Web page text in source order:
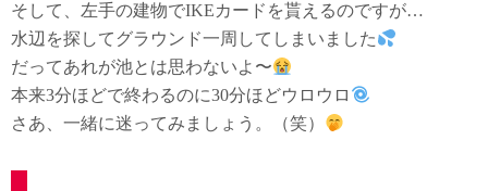
そして、左手の建物でIKEカードを貰えるのですが…
水辺を探してグラウンド一周してしまいました
だってあれが池とは思わないよ〜
本来3分ほどで終わるのに30分ほどウロウロ
さあ、一緒に迷ってみましょう。（笑）